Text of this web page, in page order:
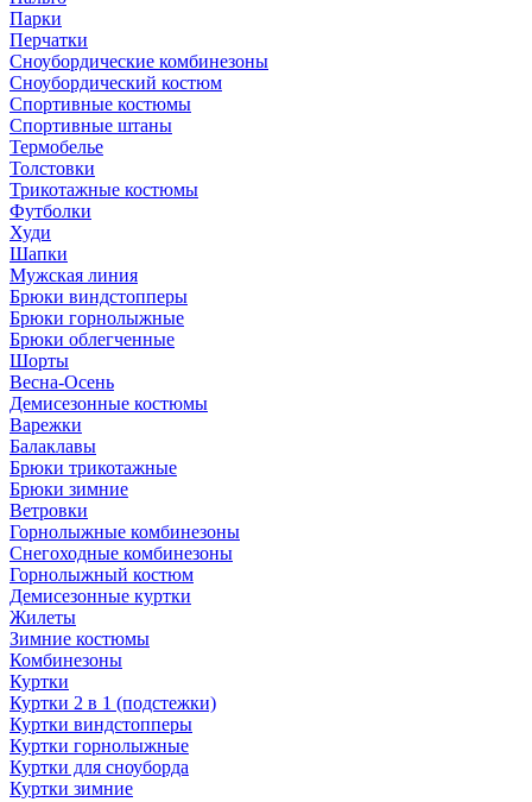
Парки
Перчатки
Сноубордические комбинезоны
Сноубордический костюм
Спортивные костюмы
Спортивные штаны
Термобелье
Толстовки
Трикотажные костюмы
Футболки
Худи
Шапки
Мужская линия
Брюки виндстопперы
Брюки горнолыжные
Брюки облегченные
Шорты
Весна-Осень
Демисезонные костюмы
Варежки
Балаклавы
Брюки трикотажные
Брюки зимние
Ветровки
Горнолыжные комбинезоны
Снегоходные комбинезоны
Горнолыжный костюм
Демисезонные куртки
Жилеты
Зимние костюмы
Комбинезоны
Куртки
Куртки 2 в 1 (подстежки)
Куртки виндстопперы
Куртки горнолыжные
Куртки для сноуборда
Куртки зимние